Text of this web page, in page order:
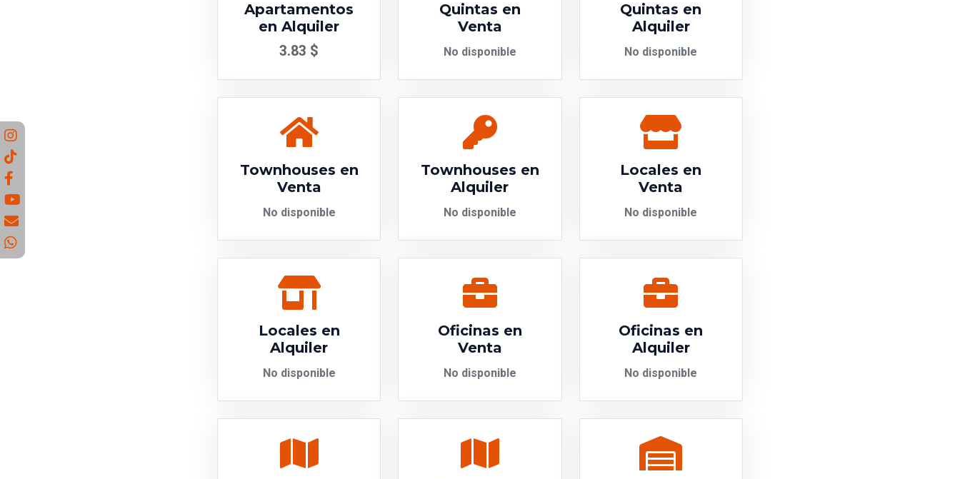
Apartamentos
en Alquiler
3.83 $
Quintas en
Venta
No disponible
Quintas en
Alquiler
No disponible
Townhouses en
Venta
No disponible
Townhouses en
Alquiler
No disponible
Locales en
Venta
No disponible
Locales en
Alquiler
No disponible
Oficinas en
Venta
No disponible
Oficinas en
Alquiler
No disponible